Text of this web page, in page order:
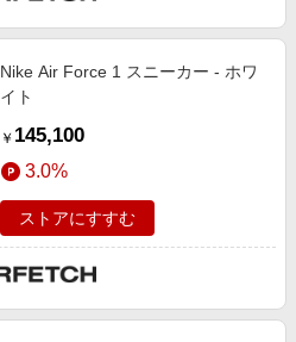
Nike Air Force 1 スニーカー - ホワ
イト
￥ 145,100
3.0%
ストアにすすむ